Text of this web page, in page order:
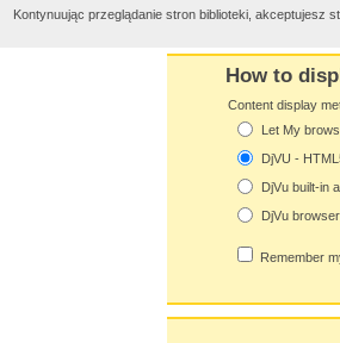
How to
Content display
Let My
DjVU -
DjVu built-in
DjVu
Remember
Kontynuując przeglądanie stron biblioteki,